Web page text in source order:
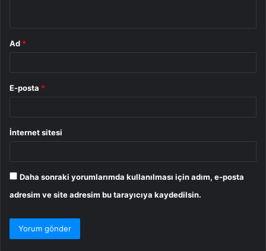
Ad *
E-posta *
İnternet sitesi
Daha sonraki yorumlarımda kullanılması için adım, e-posta
adresim ve site adresim bu tarayıcıya kaydedilsin.